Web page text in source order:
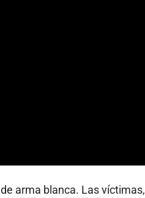
arma blanca. Las víctimas,